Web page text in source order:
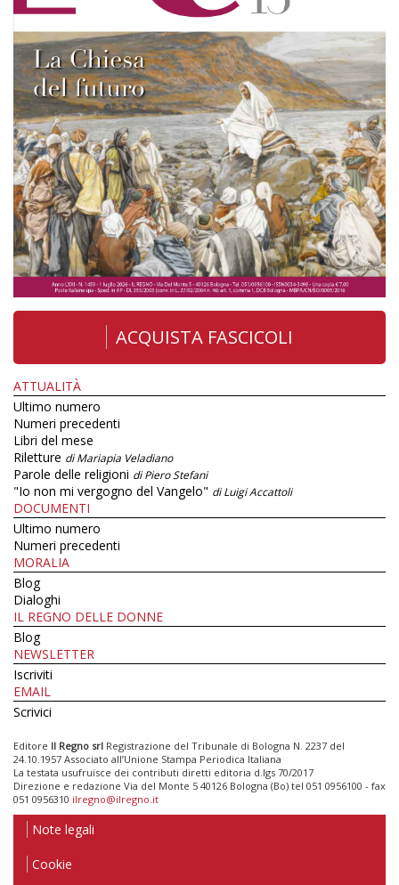
ACQUISTA FASCICOLI
ATTUALITÀ
Ultimo numero
Numeri precedenti
Libri del mese
Riletture di Mariapia Veladiano
Parole delle religioni di Piero Stefani
"Io non mi vergogno del Vangelo" di Luigi Accattoli
DOCUMENTI
Ultimo numero
Numeri precedenti
MORALIA
Blog
Dialoghi
IL REGNO DELLE DONNE
Blog
NEWSLETTER
Iscriviti
EMAIL
Scrivici
Editore Il Regno srl Registrazione del Tribunale di Bologna N. 2237 del
24.10.1957 Associato all’Unione Stampa Periodica Italiana
La testata usufruisce dei contributi diretti editoria d.lgs 70/2017
Direzione e redazione Via del Monte 5 40126 Bologna (Bo) tel 051 0956100 - fax
051 0956310 ilregno@ilregno.it
Note legali
Cookie